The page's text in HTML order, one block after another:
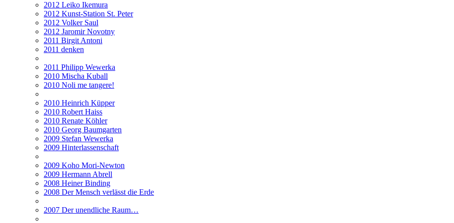
2012 Leiko Ikemura
2012 Kunst-Station St. Peter
2012 Volker Saul
2012 Jaromir Novotny
2011 Birgit Antoni
2011 denken
2011 Philipp Wewerka
2010 Mischa Kuball
2010 Noli me tangere!
2010 Heinrich Küpper
2010 Robert Haiss
2010 Renate Köhler
2010 Georg Baumgarten
2009 Stefan Wewerka
2009 Hinterlassenschaft
2009 Koho Mori-Newton
2009 Hermann Abrell
2008 Heiner Binding
2008 Der Mensch verlässt die Erde
2007 Der unendliche Raum…